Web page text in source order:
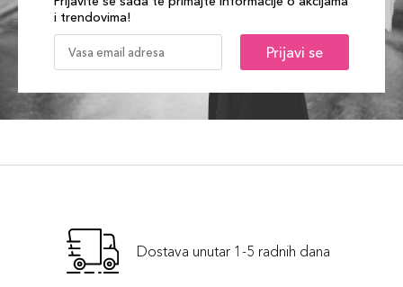
i trendovima!
Prijavi se
Dostava unutar 1-5 radnih dana